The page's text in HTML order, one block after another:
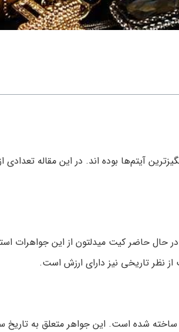
آیتم‌ها بوده اند. در این مقاله تعدادی
جواهرات دنیا بود که ارزش این جواهرات به 38488 دلار می‌رسد و در حال
نظر تاریخی نیز دارای ارزش است.
شده است. این جواهر متعلق به تاریخ